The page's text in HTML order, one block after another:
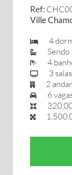
Ref:
Ville
4
Sendo
4
3 salas
2
6